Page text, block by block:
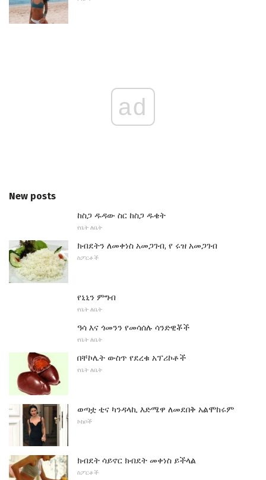
ad
New posts
ከስጋ ዱዳው ስር ከስጋ ዱቄት
የቤት ለቤት
ክብደትን ለመቀነስ አመጋገብ, የ ሩዝ አመጋገብ
ስፖርቶች
የኒኒን ምግብ
የቤት ለቤት
ዓሳ እና ጎመንን የመሳሰሉ ሳንድዊቾች
የቤት ለቤት
በቸኮሌት ውስጥ የደረቁ አፕሪኮቶች
የቤት ለቤት
ወጣቷ ቲና ካንዳላኪ እድሜዋ ለመደበቅ አልሞከሩም
ኮከቦች
ክብደት ሳይኖር ክብደት መቀነስ ይችላል
ስፖርቶች